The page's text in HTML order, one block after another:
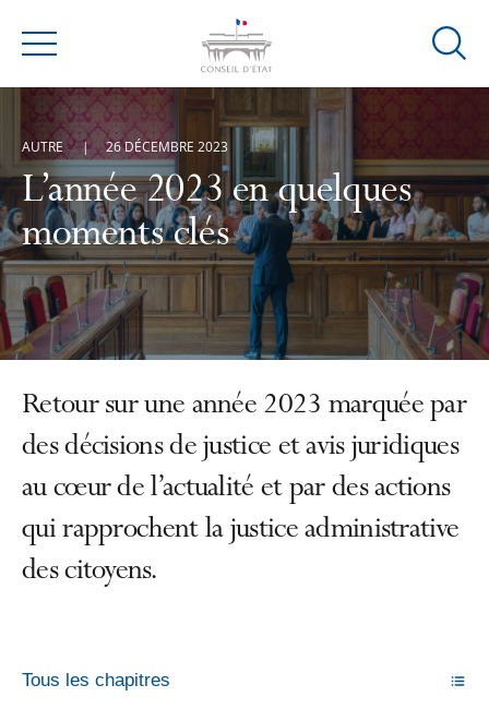
Menu
Ouvrir
L’année 2023 en quelques
moments clés
AUTRE 26 DÉCEMBRE 2023
Retour sur une année 2023 marquée par
des décisions de justice et avis juridiques
au cœur de l’actualité et par des actions
qui rapprochent la justice administrative
des citoyens.
Tous les chapitres